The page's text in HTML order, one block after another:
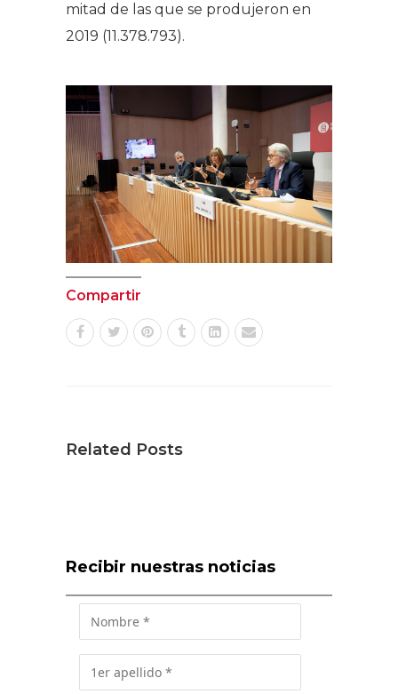
mitad de las que se produjeron en
2019 (11.378.793).
Compartir
Related Posts
Recibir nuestras noticias